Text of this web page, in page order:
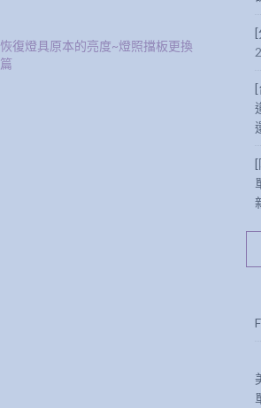
恢復燈具原本的亮度~燈照擋板更換
篇
[
[
[